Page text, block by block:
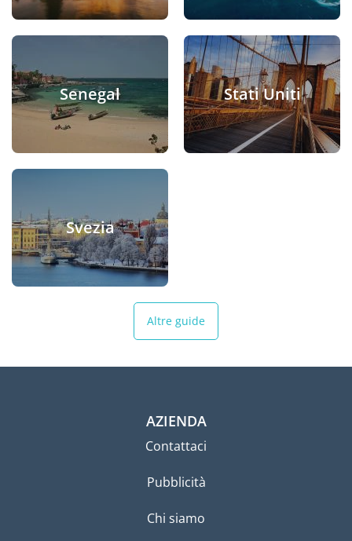
Senegal Stati Uniti
Svezia
Altre guide
AZIENDA
Contattaci
Pubblicità
Chi siamo